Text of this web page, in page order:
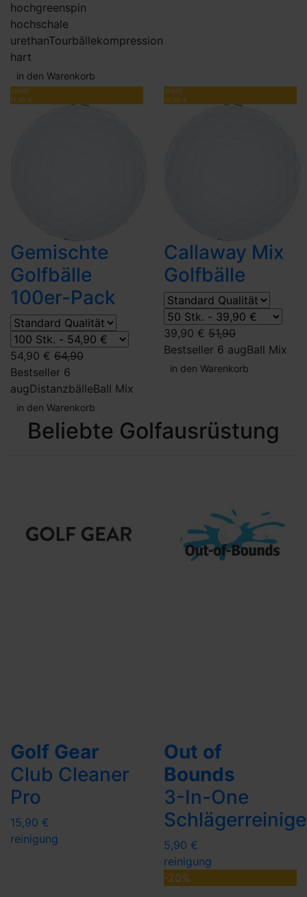
hochgreenspin
hochschale
urethanTourbällekompression
hart
in den Warenkorb
SPARE
11,00 €
Gemischte
Golfbälle
100er-Pack
54,90 € 64,90
Bestseller 6
augDistanzbälleBall Mix
in den Warenkorb
SPARE
10,00 €
Callaway Mix
Golfbälle
39,90 € 51,90
Bestseller 6 augBall Mix
in den Warenkorb
Beliebte Golfausrüstung
Golf Gear
Club Cleaner
Pro
15,90 €
reinigung
Out of
Bounds
3-In-One
5,90 €
reinigung
-20%